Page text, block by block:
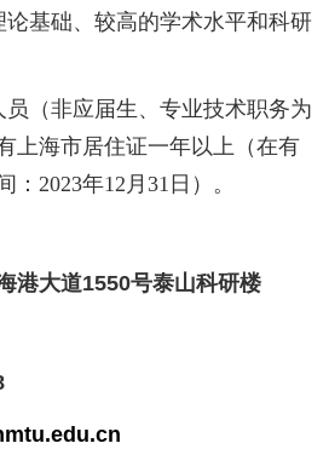
论基础、较高的学术水平和科研
（非应届生、专业技术职务为
上海市居住证一年以上（在有
2023年12月31日）。
港大道1550号泰山科研楼